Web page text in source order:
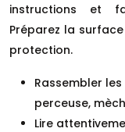
instructions et
Préparez la
protection.
Rassembler
perceuse,
Lire